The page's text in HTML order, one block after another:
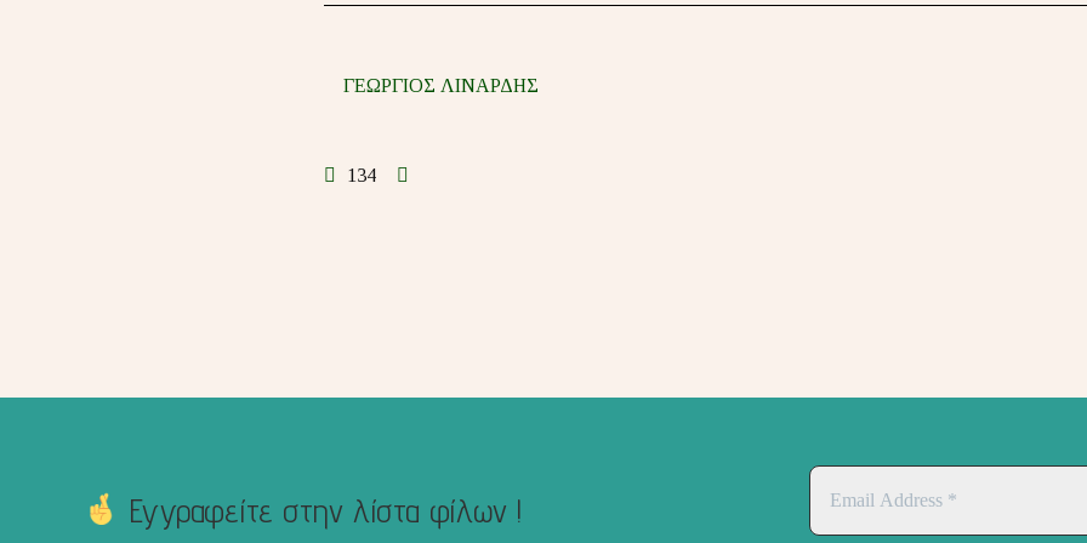
ΓΕΩΡΓΙΟΣ ΛΙΝΑΡΔΗΣ
134
Εγγραφείτε στην λίστα φίλων !